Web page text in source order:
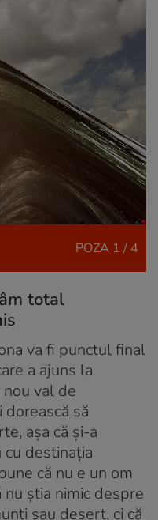
POZA 1 / 4
total
va fi punctul final
a ajuns la
val de
să
așa că și-a
destinația
că nu e un om
nu știa nimic despre
sau deșert, ci că